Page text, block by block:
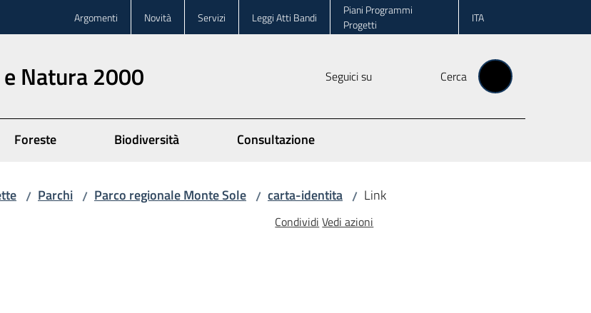
Argomenti Novità Servizi Leggi Atti Bandi
Piani Programmi
Progetti
ITA
Natura 2000 Seguici su Cerca
Foreste Biodiversità Consultazione
/ Parchi / Parco regionale Monte Sole / carta-identita / Link
Condividi Vedi azioni